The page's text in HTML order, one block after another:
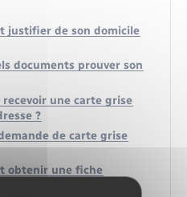
justifier de son domicile
documents prouver son
une carte grise
?
de carte grise
obtenir une fiche